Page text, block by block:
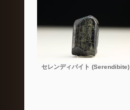
セレンディバイト (Serendibite)